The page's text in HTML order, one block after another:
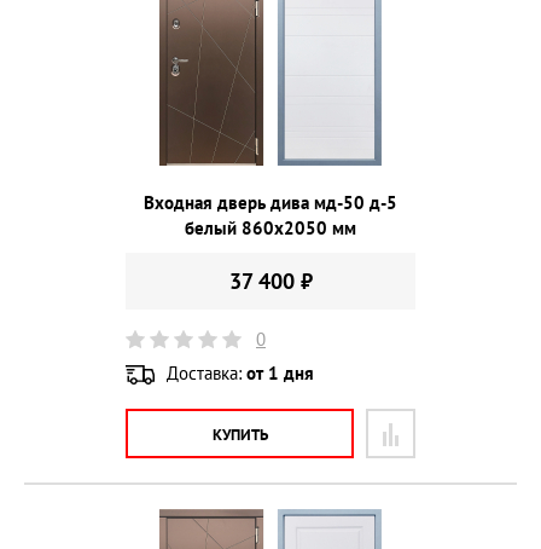
Входная дверь дива мд-50 д-5
белый 860х2050 мм
37 400 ₽
0
Доставка: от 1 дня
КУПИТЬ